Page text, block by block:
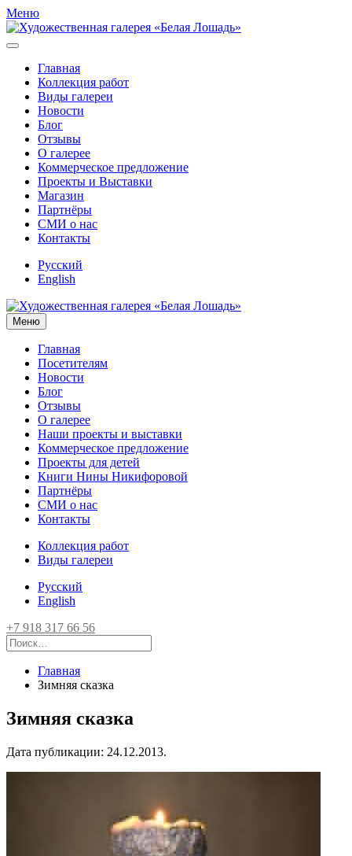
Меню
Главная
Коллекция работ
Виды галереи
Новости
Блог
Отзывы
О галерее
Коммерческое предложение
Проекты и Выставки
Магазин
Партнёры
СМИ о нас
Контакты
Русский
English
Меню
Главная
Посетителям
Новости
Блог
Отзывы
О галерее
Наши проекты и выставки
Коммерческое предложение
Проекты для детей
Книги Нины Никифоровой
Партнёры
СМИ о нас
Контакты
Коллекция работ
Виды галереи
Русский
English
+7 918 317 66 56
Главная
Зимняя сказка
Зимняя сказка
Дата публикации: 24.12.2013.